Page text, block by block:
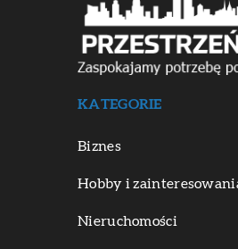
KATEGORIE
Biznes
Hobby i
Nieruchomości